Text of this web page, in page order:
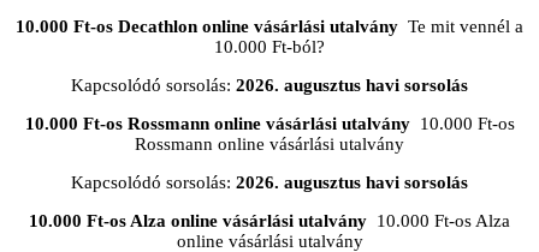
10.000 Ft-os Decathlon online vásárlási utalvány Te mit vennél a
10.000 Ft-ból?
Kapcsolódó sorsolás: 2026. augusztus havi sorsolás
10.000 Ft-os Rossmann online vásárlási utalvány10.000 Ft-os
Rossmann online vásárlási utalvány
Kapcsolódó sorsolás: 2026. augusztus havi sorsolás
10.000 Ft-os Alza online vásárlási utalvány 10.000 Ft-os Alza
online vásárlási utalvány